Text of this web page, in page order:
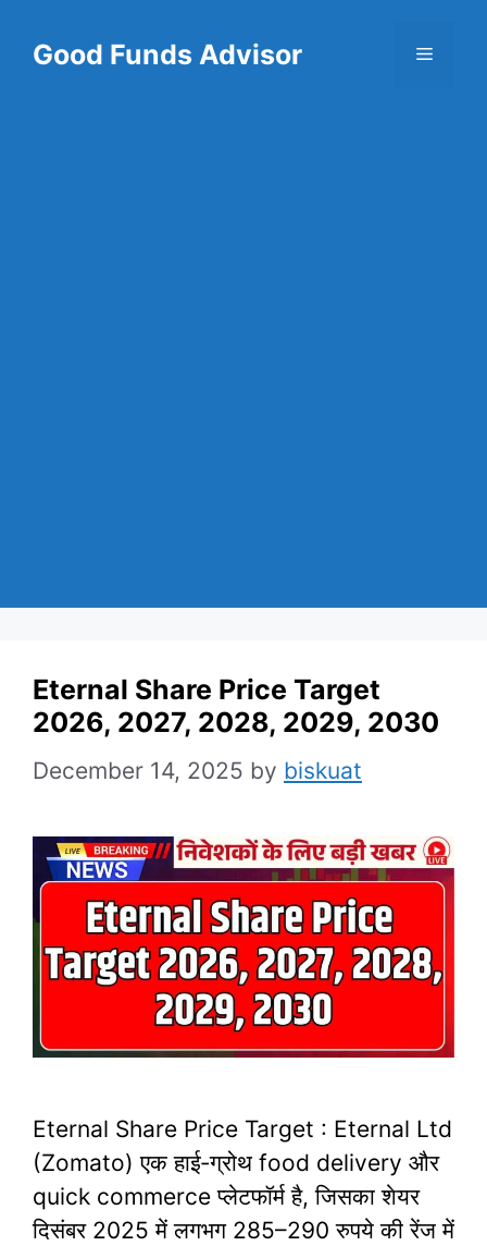
Good Funds Advisor Menu
Eternal Share Price Target
2026, 2027, 2028, 2029, 2030
December 14, 2025 by biskuat
Eternal Share Price Target : Eternal Ltd
(Zomato) एक हाई‑ग्रोथ food delivery और
quick commerce प्लेटफॉर्म है, जिसका शेयर
दिसंबर 2025 में लगभग 285–290 रुपये की रेंज में